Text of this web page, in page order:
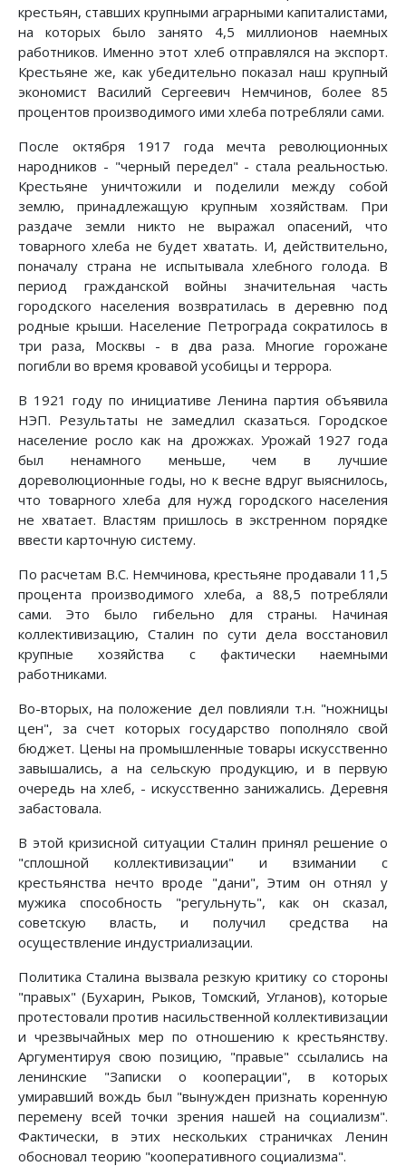
крестьян, ставших крупными аграрными капиталистами,
на которых было занято 4,5 миллионов наемных
работников. Именно этот хлеб отправлялся на экспорт.
Крестьяне же, как убедительно показал наш крупный
экономист Василий Сергеевич Немчинов, более 85
процентов производимого ими хлеба потребляли сами.
После октября 1917 года мечта революционных
народников - "черный передел" - стала реальностью.
Крестьяне уничтожили и поделили между собой
землю, принадлежащую крупным хозяйствам. При
раздаче земли никто не выражал опасений, что
товарного хлеба не будет хватать. И, действительно,
поначалу страна не испытывала хлебного голода. В
период гражданской войны значительная часть
городского населения возвратилась в деревню под
родные крыши. Население Петрограда сократилось в
три раза, Москвы - в два раза. Многие горожане
погибли во время кровавой усобицы и террора.
В 1921 году по инициативе Ленина партия объявила
НЭП. Результаты не замедлил сказаться. Городское
население росло как на дрожжах. Урожай 1927 года
был ненамного меньше, чем в лучшие
дореволюционные годы, но к весне вдруг выяснилось,
что товарного хлеба для нужд городского населения
не хватает. Властям пришлось в экстренном порядке
ввести карточную систему.
По расчетам В.С. Немчинова, крестьяне продавали 11,5
процента производимого хлеба, а 88,5 потребляли
сами. Это было гибельно для страны. Начиная
коллективизацию, Сталин по сути дела восстановил
крупные хозяйства с фактически наемными
работниками.
Во-вторых, на положение дел повлияли т.н. "ножницы
цен", за счет которых государство пополняло свой
бюджет. Цены на промышленные товары искусственно
завышались, а на сельскую продукцию, и в первую
очередь на хлеб, - искусственно занижались. Деревня
забастовала.
В этой кризисной ситуации Сталин принял решение о
"сплошной коллективизации" и взимании с
крестьянства нечто вроде "дани", Этим он отнял у
мужика способность "регульнуть", как он сказал,
советскую власть, и получил средства на
осуществление индустриализации.
Политика Сталина вызвала резкую критику со стороны
"правых" (Бухарин, Рыков, Томский, Угланов), которые
протестовали против насильственной коллективизации
и чрезвычайных мер по отношению к крестьянству.
Аргументируя свою позицию, "правые" ссылались на
ленинские "Записки о кооперации", в которых
умиравший вождь был "вынужден признать коренную
перемену всей точки зрения нашей на социализм".
Фактически, в этих нескольких страничках Ленин
обосновал теорию "кооперативного социализма".